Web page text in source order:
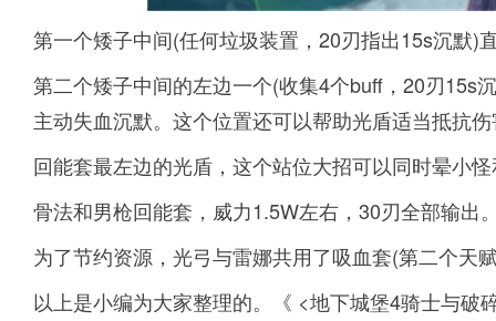
第一个矮子中间(任何垃圾装置，20刃指出15s沉默)
第二个矮子中间的左边一个(收集4个buff，20刃15s
主动失血沉默。这个位置还可以帮助光盾适当抵抗
回能套最左边的光盾，这个站位大招可以同时晕小
骨法和男枪回能套，威力1.5W左右，30刃全部输出
为了节约资源，光弓与雷娜共用了吸血套(第二个天
以上是小编为大家整理的。《 <地下城堡4骑士与